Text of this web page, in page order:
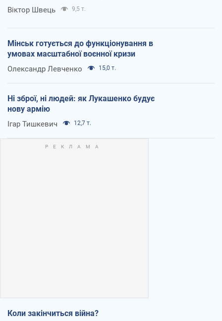
Віктор Швець 9,5 т.
Мінськ готується до функціонування в
умовах масштабної воєнної кризи
Олександр Левченко 15,0 т.
Ні зброї, ні людей: як Лукашенко будує
нову армію
Ігар Тишкевич 12,7 т.
Коли закінчиться війна?